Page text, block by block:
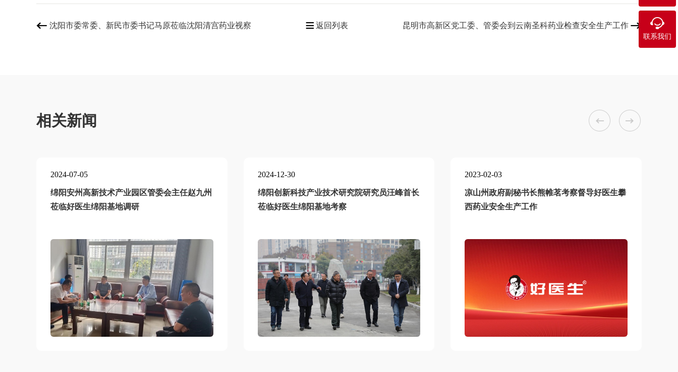
 沈阳市委常委、新民市委书记马原莅临沈阳清宫药业视察  返回列表 昆明市高新区党工委、管委会到云南圣科药业检查安全生产工作 
相关新闻  
2024-07-05
绵阳安州高新技术产业园区管委会主任赵九州
莅临好医生绵阳基地调研
2024-12-30
绵阳创新科技产业技术研究院研究员汪峰首长
莅临好医生绵阳基地考察
2023-02-03
凉山州政府副秘书长熊帷茗考察督导好医生攀
西药业安全生产工作

联系我们